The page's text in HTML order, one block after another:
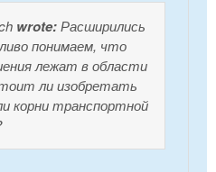
wrote:Расширились
понимаем, что
лежат в области
ли изобретать
корни транспортной